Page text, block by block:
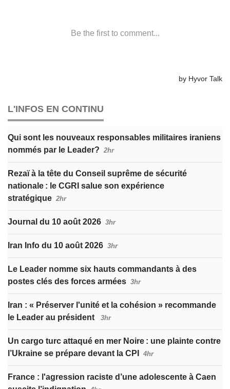
L'INFOS EN CONTINU
Qui sont les nouveaux responsables militaires iraniens
nommés par le Leader? 2hr
Rezaï à la tête du Conseil suprême de sécurité
nationale : le CGRI salue son expérience
stratégique 2hr
Journal du 10 août 2026 3hr
Iran Info du 10 août 2026 3hr
Le Leader nomme six hauts commandants à des
postes clés des forces armées 3hr
Iran : « Préserver l'unité et la cohésion » recommande
le Leader au président
3hr
Un cargo turc attaqué en mer Noire : une plainte contre
l’Ukraine se prépare devant la CPI
4hr
France : l'agression raciste d’une adolescente à Caen